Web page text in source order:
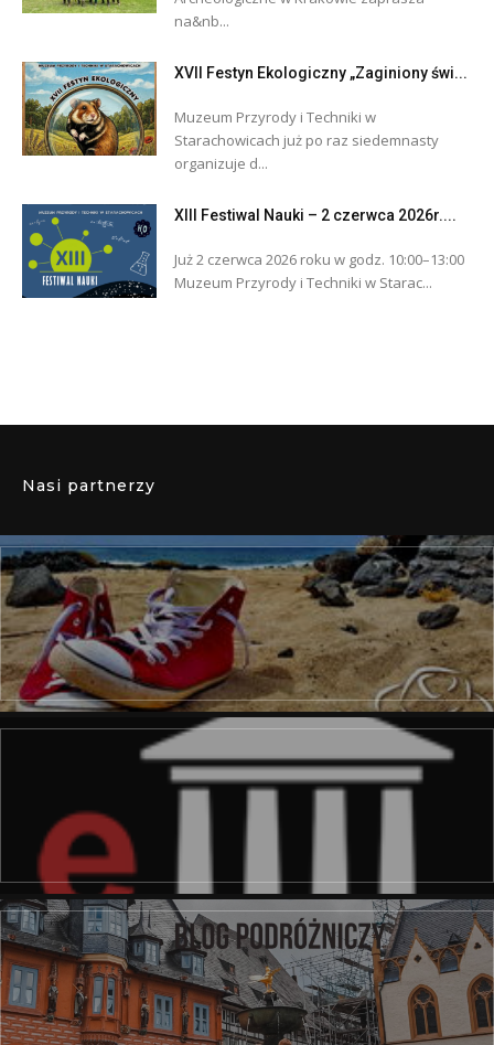
na&nb...
XVII Festyn Ekologiczny „Zaginiony świ...
Muzeum Przyrody i Techniki w
Starachowicach już po raz siedemnasty
organizuje d...
XIII Festiwal Nauki – 2 czerwca 2026r....
Już 2 czerwca 2026 roku w godz. 10:00–13:00
Muzeum Przyrody i Techniki w Starac...
Nasi partnerzy